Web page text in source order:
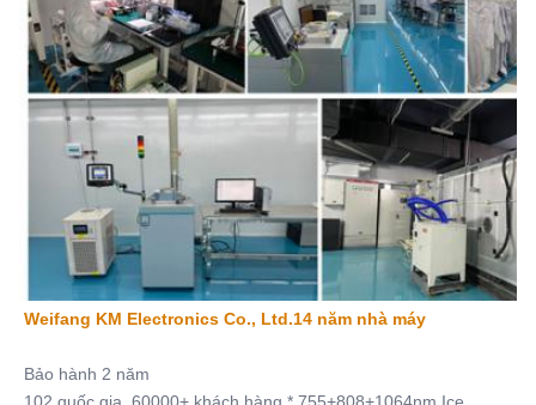
Weifang KM Electronics Co., Ltd.14 năm nhà máy
Bảo hành 2 năm